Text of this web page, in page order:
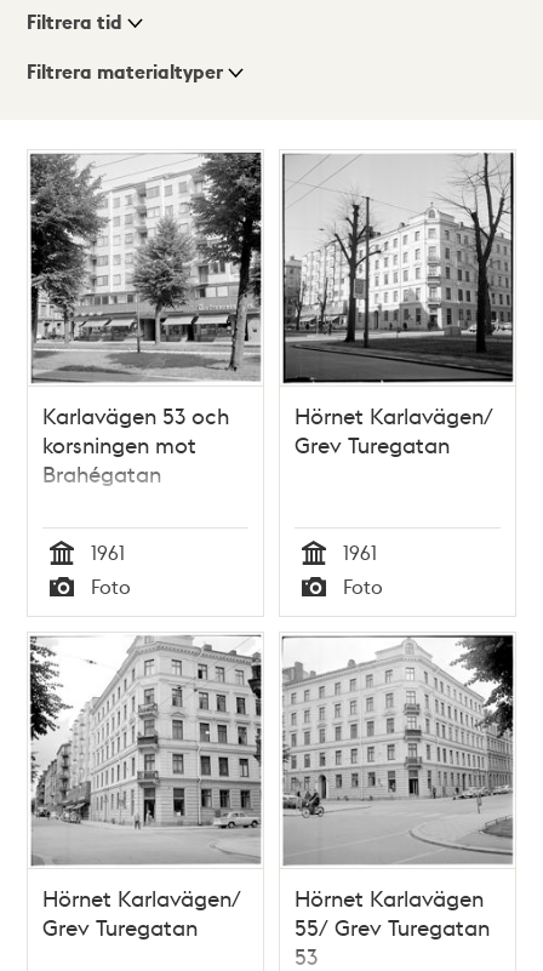
Visningsläge
Lista
Karta
Filtrera tid
Filtrera materialtyper
träffar
Karlavägen 53 och
korsningen mot
Brahégatan
Tid
1961
Typ
Foto
Hörnet Karlavägen/
Grev Turegatan
Tid
1961
Typ
Foto
Hörnet Karlavägen/
Grev Turegatan
Hörnet Karlavägen
55/ Grev Turegatan
53